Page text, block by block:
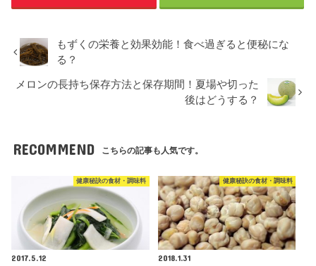
もずくの栄養と効果効能！食べ過ぎると便秘にな
る？
メロンの長持ち保存方法と保存期間！夏場や切った
後はどうする？
RECOMMEND こちらの記事も人気です。
健康秘訣の食材・調味料
2017.5.12
健康秘訣の食材・調味料
2018.1.31